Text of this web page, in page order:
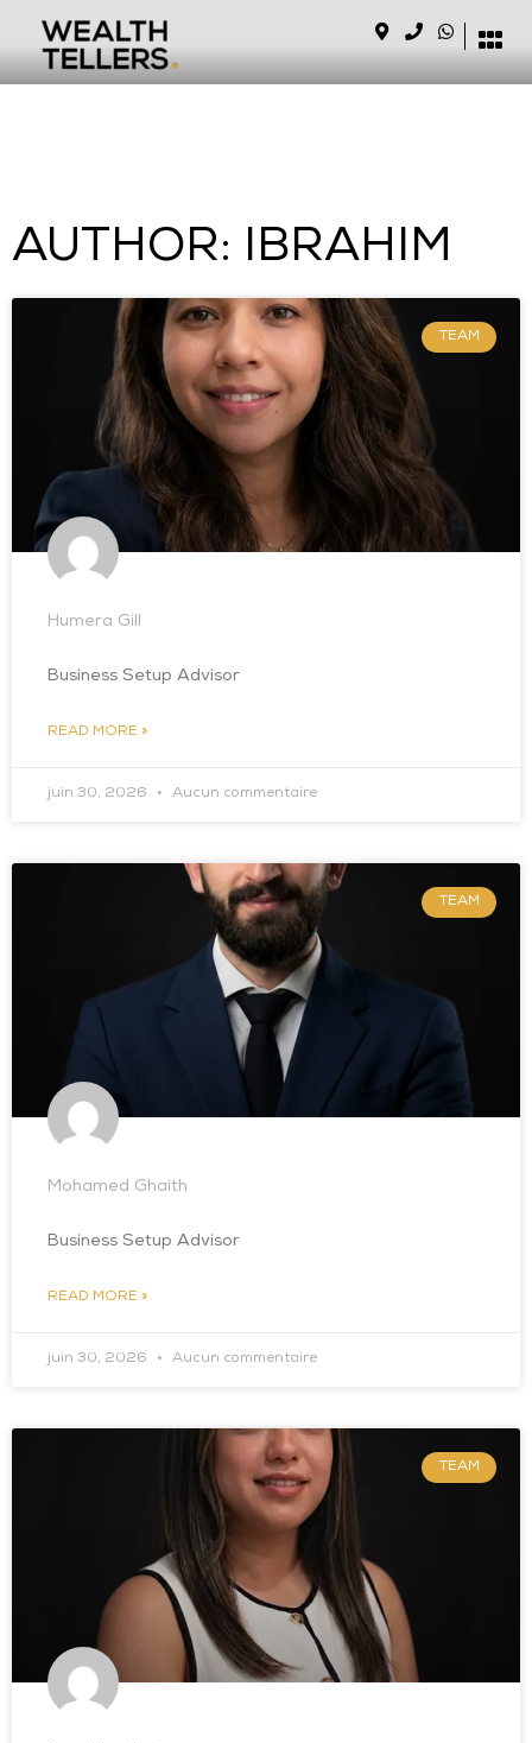
AUTHOR: IBRAHIM
TEAM
Humera Gill
Business Setup Advisor
READ MORE »
juin 30, 2026 Aucun commentaire
TEAM
Mohamed Ghaith
Business Setup Advisor
READ MORE »
juin 30, 2026 Aucun commentaire
TEAM